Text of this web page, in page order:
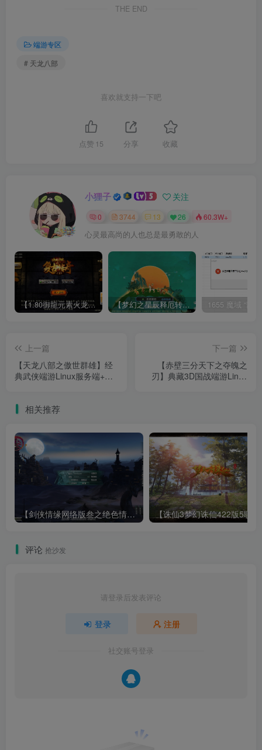
THE END
端游专区
# 天龙八部
喜欢就支持一下吧
点赞 15 分享 收藏
小狸子 关注
0 3744 13 26 60.3W+
心灵最高尚的人也总是最勇敢的人
【1.80御龍元素火龙[摸摸登陆器]】战神引擎WIN服务端+GM工具+充值后台+双端+架设教程 【梦幻之星辰释厄转尊享挂机版】MT3换皮梦幻西游Linux服务端+GM后台+双端+源码+架设教程
上一篇
【天龙八部之傲世群雄】经
典武侠端游Linux服务端+GM
下一篇
【赤壁三分天下之夺魄之
刃】典藏3D国战端游Linux
相关推荐
【剑侠情缘网络版叁之绝色情缘V3.5更新版】3DMMORPG端游Linux服务端+GM指令+PC客户端+架设教程
评论 抢沙发
请登录后发表评论
登录 注册
社交账号登录